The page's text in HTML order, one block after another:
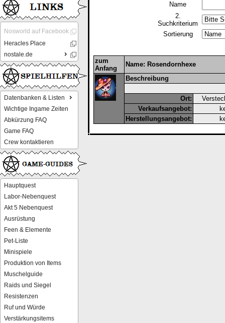
Nosworld auf Facebook
Heracles Place
nostale.de
Datenbanken & Listen
Wichtige Ingame Zeiten
Abkürzung FAQ
Game FAQ
Crew kontaktieren
Hauptquest
Labor-Nebenquest
Akt 5 Nebenquest
Ausrüstung
Feen & Elemente
Pet-Liste
Minispiele
Produktion von Items
Muschelguide
Raids und Siegel
Resistenzen
Ruf und Würde
Verstärkungsitems
Name
2.
Suchkriterium
Sortierung
zum
Anfang
Name: Rosendornhexe
Beschreibung
Ort:
Verkaufsangebot:
Herstellungsangebot: